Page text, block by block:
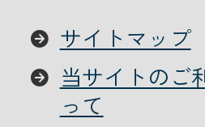
サイトマップ
当サイトのご
って